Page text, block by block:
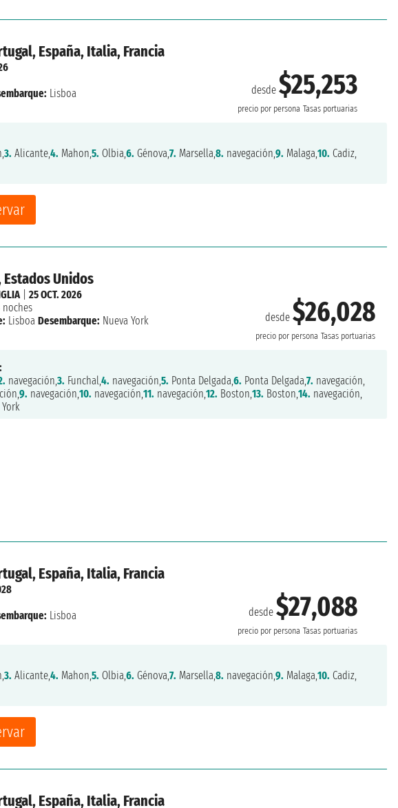
España, Italia, Francia
desde$25,253
precio por persona Tasas portuarias
Lisboa
3. Alicante,4. Mahon,5. Olbia,6. Génova,7. Marsella,8. navegación,9. Malaga,10. Cadiz,
Unidos
desde $26,028
precio por persona Tasas portuarias
| 25 OCT. 2026
noches
Lisboa Desembarque: Nueva York
navegación, 3. Funchal, 4. navegación, 5. Ponta Delgada, 6. Ponta Delgada, 7. navegación,
9. navegación, 10. navegación, 11. navegación, 12. Boston, 13. Boston, 14. navegación,
España, Italia, Francia
desde$27,088
precio por persona Tasas portuarias
Lisboa
3. Alicante,4. Mahon,5. Olbia,6. Génova,7. Marsella,8. navegación,9. Malaga,10. Cadiz,
España, Italia, Francia